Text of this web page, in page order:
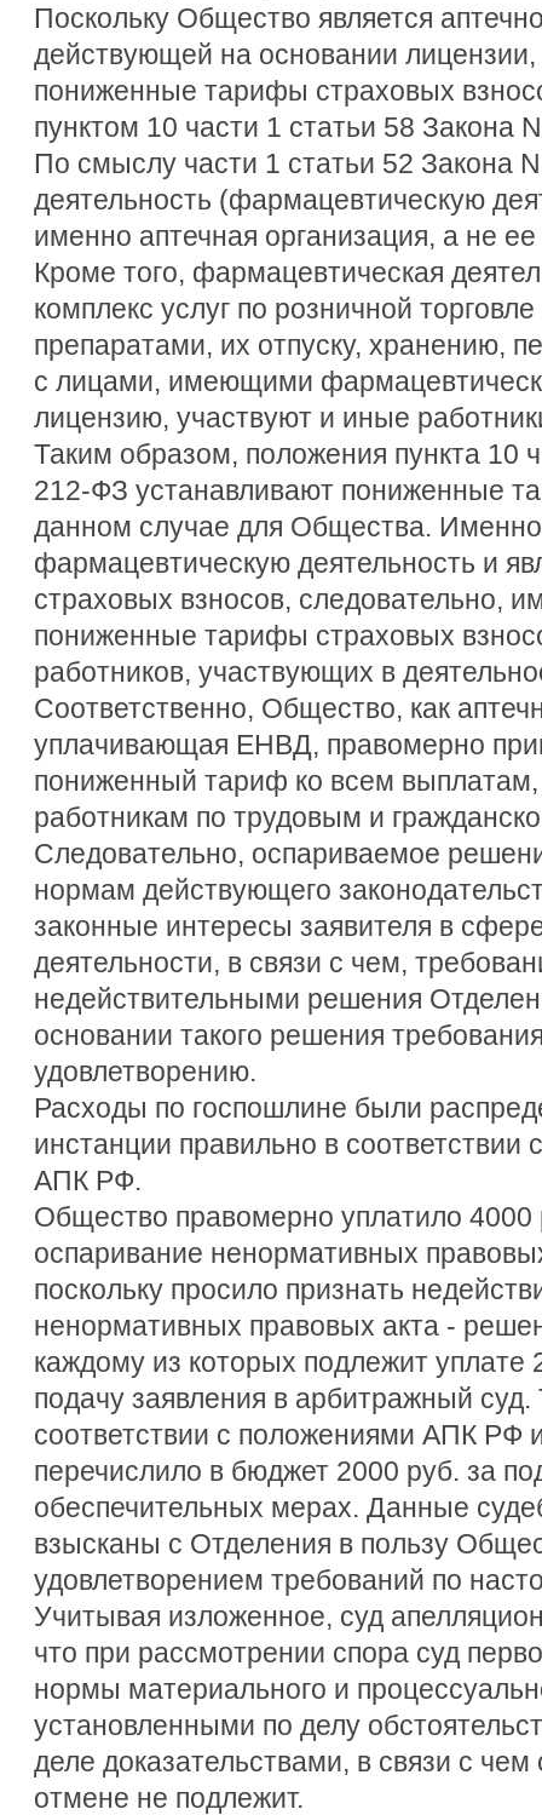
Поскольку Общество является
действующей на основании
пониженные тарифы страховых
пунктом 10 части 1 статьи 58 Закона
По смыслу части 1 статьи 52 Закона
деятельность (фармацевтическую
именно аптечная организация, а не
Кроме того, фармацевтическая
комплекс услуг по розничной
препаратами, их отпуску, хранению,
с лицами, имеющими
лицензию, участвуют и иные
Таким образом, положения пункта 10
212-ФЗ устанавливают пониженные
данном случае для Общества.
фармацевтическую деятельность и
страховых взносов, следовательно,
пониженные тарифы страховых
работников, участвующих в
Соответственно, Общество, как
уплачивающая ЕНВД, правомерно
пониженный тариф ко всем
работникам по трудовым и
Следовательно, оспариваемое
нормам действующего
законные интересы заявителя в
деятельности, в связи с чем,
недействительными решения
основании такого решения
удовлетворению.
Расходы по госпошлине были
инстанции правильно в соответствии
АПК РФ.
Общество правомерно уплатило 4000
оспаривание ненормативных
поскольку просило признать
ненормативных правовых акта -
каждому из которых подлежит уплате
подачу заявления в арбитражный
соответствии с положениями АПК РФ
перечислило в бюджет 2000 руб. за
обеспечительных мерах. Данные
взысканы с Отделения в пользу
удовлетворением требований по
Учитывая изложенное, суд
что при рассмотрении спора суд
нормы материального и
установленными по делу
деле доказательствами, в связи с
отмене не подлежит.